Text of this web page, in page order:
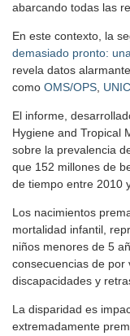
abarcando todas las
En este contexto, la
demasiado pronto:
revela datos
como OMS/OPS,
El informe,
Hygiene and Tropical
sobre la prevalencia
que 152 millones de
de tiempo entre 2010
Los nacimientos
mortalidad infantil,
niños menores de 5
consecuencias de por
discapacidades y
La disparidad es
extremadamente